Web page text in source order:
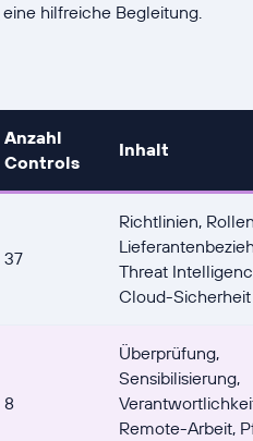
eine hilfreiche Begleitung.
Anzahl
Controls
Inhalt
37
Richtlinien,
Threat
Cloud-Sicherheit
8
Überprüfung,
Sensibilisierung,
Remote-Arbeit,